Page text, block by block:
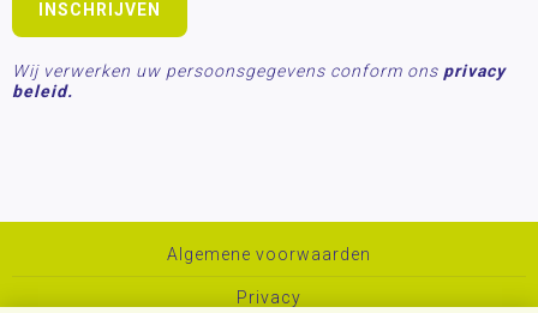
Wij verwerken uw persoonsgegevens conform ons privacy
beleid.
Algemene voorwaarden
Privacy